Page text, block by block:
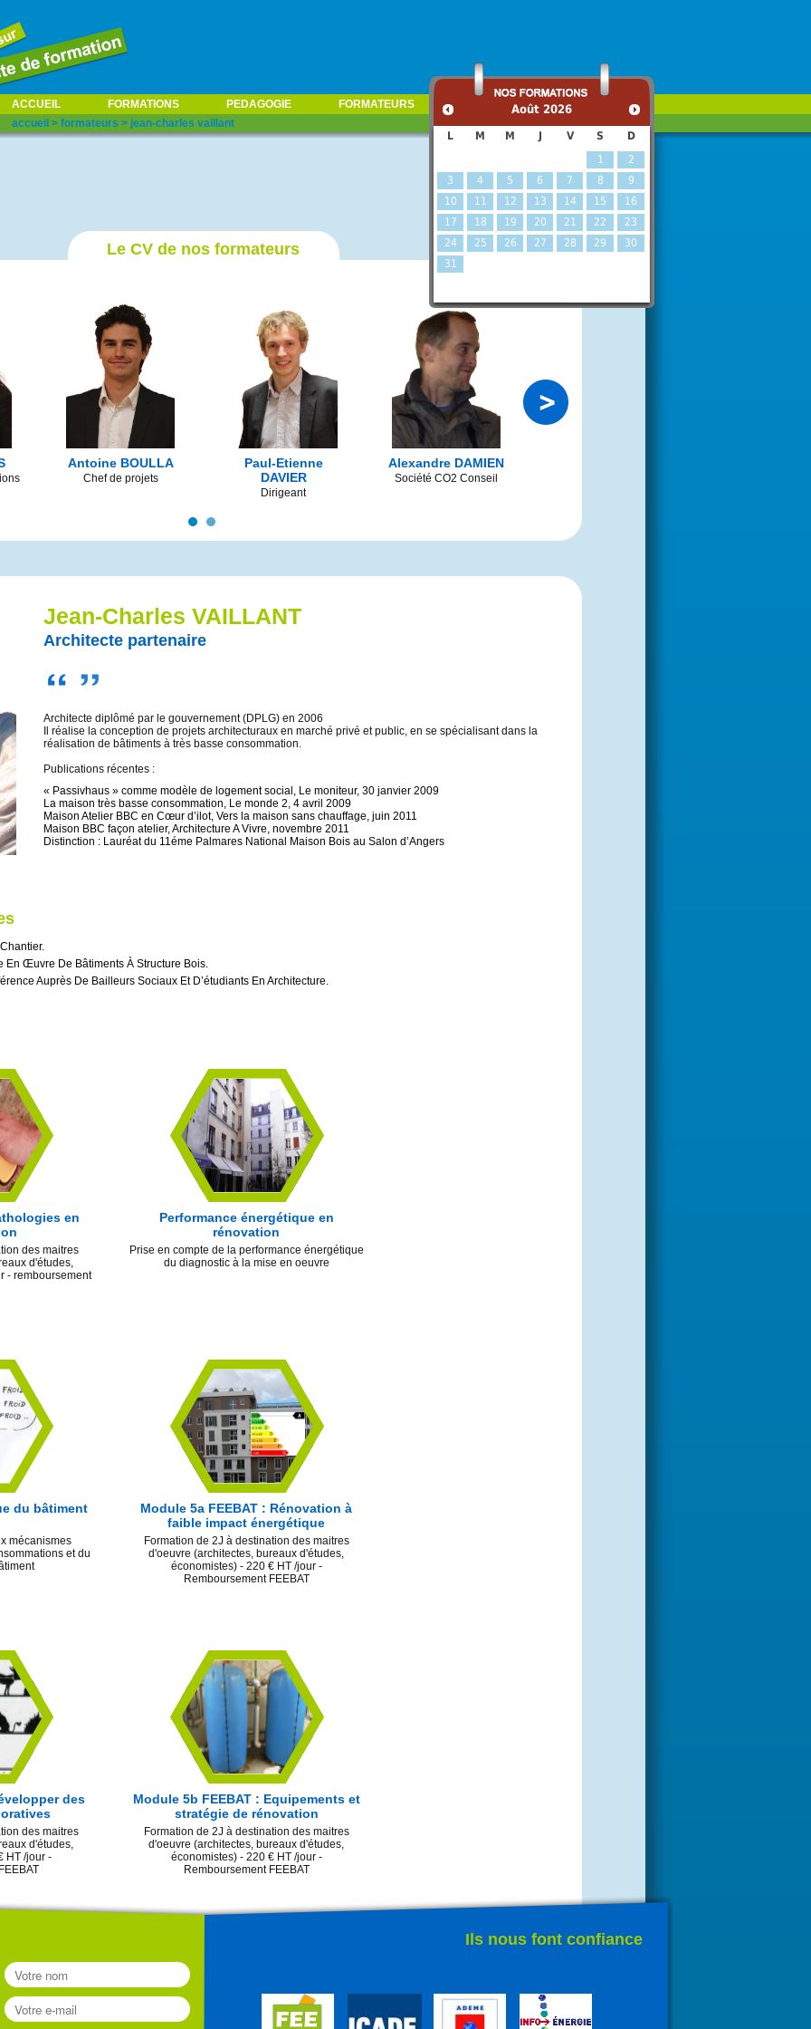
ACCUEIL FORMATIONS PEDAGOGIE
FORMATEURS
accueil > formateurs > jean-charles vaillant
Août 2026
L M M J V S
D
1
2
3
4 5 6 7 8
9
10
11 12 13 14 15
16
17
18 19 20 21 22
23
24
25 26 27 28 29
30
31
Le CV de nos formateurs
Antoine BOULLA
Chef de projets
Paul-Etienne
DAVIER
Dirigeant
Alexandre DAMIEN
Société CO2 Conseil
Jean-Charles VAILLANT
Architecte partenaire
Architecte diplômé par le gouvernement (DPLG) en 2006
Il réalise la conception de projets architecturaux en marché privé et public, en se spécialisant dans la
réalisation de bâtiments à très basse consommation.
Publications récentes :
« Passivhaus » comme modèle de logement social, Le moniteur, 30 janvier 2009
La maison très basse consommation, Le monde 2, 4 avril 2009
Maison Atelier BBC en Cœur d’ilot, Vers la maison sans chauffage, juin 2011
Maison BBC façon atelier, Architecture A Vivre, novembre 2011
Distinction : Lauréat du 11éme Palmares National Maison Bois au Salon d’Angers
En Œuvre De Bâtiments À Structure Bois.
Auprès De Bailleurs Sociaux Et D’étudiants En Architecture.
en
des maitres
d'études,
- remboursement
Performance énergétique en
rénovation
Prise en compte de la performance énergétique
du diagnostic à la mise en oeuvre
du bâtiment
mécanismes
et du
Module 5a FEEBAT : Rénovation à
faible impact énergétique
Formation de 2J à destination des maitres
d'oeuvre (architectes, bureaux d'études,
économistes) - 220 € HT /jour -
Remboursement FEEBAT
des
des maitres
d'études,
HT /jour -
Module 5b FEEBAT : Equipements et
stratégie de rénovation
Formation de 2J à destination des maitres
d'oeuvre (architectes, bureaux d'études,
économistes) - 220 € HT /jour -
Remboursement FEEBAT
Ils nous font confiance